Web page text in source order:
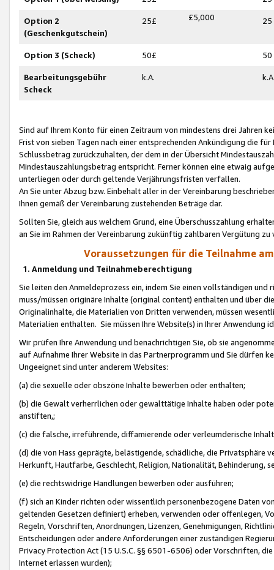
Option 2
(Geschenkgutschein)
25£ £5,000 25
Option 3 (Scheck) 50£ 50
Bearbeitungsgebühr
Scheck
k.A.
Sind auf Ihrem Konto für einen Zeitraum von mindestens drei Jahren
Frist von sieben Tagen nach einer entsprechenden Ankündigung die
Schlussbetrag zurückzuhalten, der dem in der Übersicht
Mindestauszahlungsbetrag entspricht. Ferner können eine etwaig
unterliegen oder durch geltende Verjährungsfristen verfallen.
An Sie unter Abzug bzw. Einbehalt aller in der Vereinbarung
Ihnen gemäß der Vereinbarung zustehenden Beträge dar.
Sollten Sie, gleich aus welchem Grund, eine Überschusszahlung
an Sie im Rahmen der Vereinbarung zukünftig zahlbaren Vergütung zu
Voraussetzungen für die Teilnahme
1. Anmeldung und Teilnahmeberechtigung
Sie leiten den Anmeldeprozess ein, indem Sie einen vollständigen
muss/müssen originäre Inhalte (original content) enthalten und über
Originalinhalte, die Materialien von Dritten verwenden, müssen
Materialien enthalten. Sie müssen Ihre Website(s) in Ihrer Anwendung
Wir prüfen Ihre Anwendung und benachrichtigen Sie, ob sie
auf Aufnahme Ihrer Website in das Partnerprogramm und Sie dürfen
Ungeeignet sind unter anderem Websites:
(a) die sexuelle oder obszöne Inhalte bewerben oder enthalten;
(b) die Gewalt verherrlichen oder gewalttätige Inhalte haben oder
anstiften,;
(c) die falsche, irreführende, diffamierende oder verleumderische
(d) die von Hass geprägte, belästigende, schädliche, die Privatsphäre
Herkunft, Hautfarbe, Geschlecht, Religion, Nationalität, Behinderung,
(e) die rechtswidrige Handlungen bewerben oder ausführen;
(f) sich an Kinder richten oder wissentlich personenbezogene Daten
geltenden Gesetzen definiert) erheben, verwenden oder offenlegen,
Regeln, Vorschriften, Anordnungen, Lizenzen, Genehmigungen,
Entscheidungen oder andere Anforderungen einer zuständigen
Privacy Protection Act (15 U.S.C. §§ 6501-6506) oder Vorschriften,
Internet erlassen wurden);